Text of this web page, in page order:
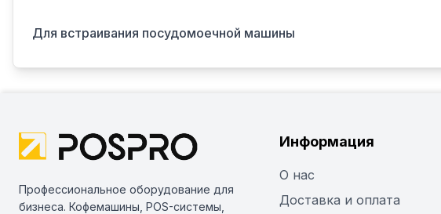
Для встраивания посудомоечной машины
Профессиональное оборудование для
бизнеса. Кофемашины, POS-системы,
Информация
О нас
Доставка и оплата